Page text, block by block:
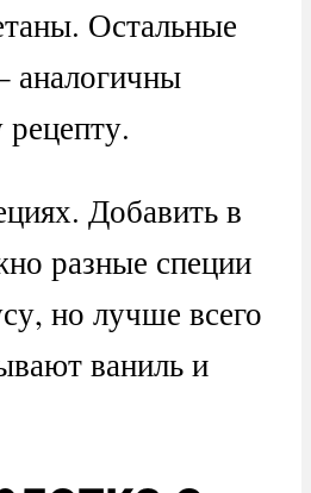
Остальные
аналогичны
Добавить в
разные специи
но лучше всего
ваниль и